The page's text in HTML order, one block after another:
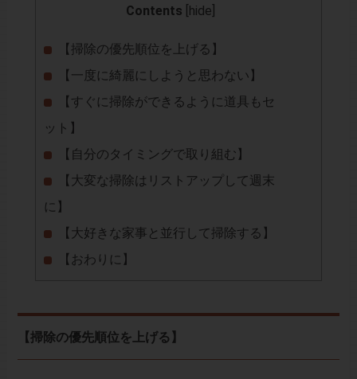
Contents hide
【掃除の優先順位を上げる】
【一度に綺麗にしようと思わない】
【すぐに掃除ができるように道具もセ
ット】
【自分のタイミングで取り組む】
【大変な掃除はリストアップして週末
に】
【大好きな家事と並行して掃除する】
【おわりに】
【掃除の優先順位を上げる】